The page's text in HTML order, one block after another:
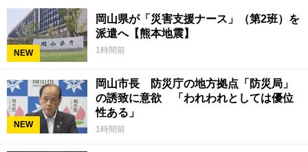
NEW
岡山県が「災害支援ナース」（第2班）を
派遣へ【熊本地震】
1時間前
NEW
岡山市長 防災庁の地方拠点「防災局」
の誘致に意欲 「われわれとしては優位
性ある」
1時間前